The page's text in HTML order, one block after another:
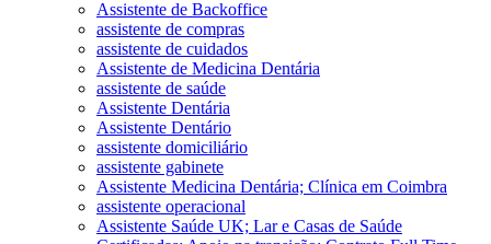
Assistente de Backoffice
assistente de compras
assistente de cuidados
Assistente de Medicina Dentária
assistente de saúde
Assistente Dentária
Assistente Dentário
assistente domiciliário
assistente gabinete
Assistente Medicina Dentária; Clínica em Coimbra
assistente operacional
Assistente Saúde UK; Lar e Casas de Saúde